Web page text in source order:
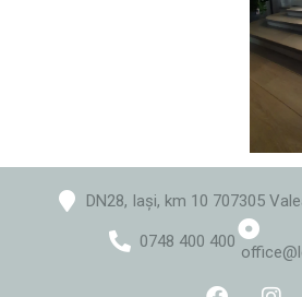
DN28, Iași, km 10 707305
0748 400 400